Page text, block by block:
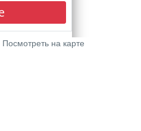
Посмотреть на карте